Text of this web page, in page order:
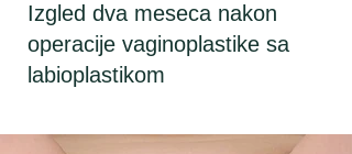
Izgled dva meseca nakon
operacije vaginoplastike sa
labioplastikom